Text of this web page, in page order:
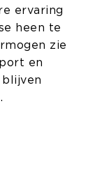
ervaring
heen te
zie
en